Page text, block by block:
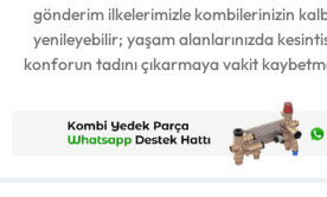
gönderim ilkelerimizle kombilerinizin
yenileyebilir; yaşam alanlarınızda
konforun tadını çıkarmaya vakit